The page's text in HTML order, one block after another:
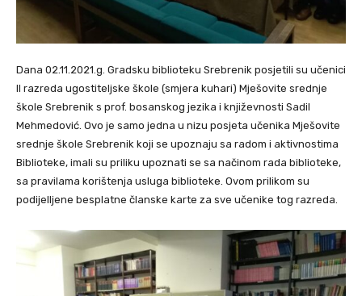
Dana 02.11.2021.g. Gradsku biblioteku Srebrenik posjetili su učenici
II razreda ugostiteljske škole (smjera kuhari) Mješovite srednje
škole Srebrenik s prof. bosanskog jezika i književnosti Sadil
Mehmedović. Ovo je samo jedna u nizu posjeta učenika Mješovite
srednje škole Srebrenik koji se upoznaju sa radom i aktivnostima
Biblioteke, imali su priliku upoznati se sa načinom rada biblioteke,
sa pravilama korištenja usluga biblioteke. Ovom prilikom su
podijelljene besplatne članske karte za sve učenike tog razreda.